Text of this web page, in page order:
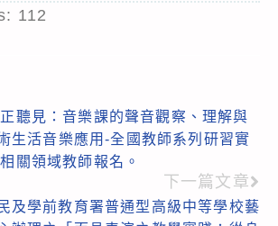
112
聽見：音樂課的聲音觀察、理解與
生活音樂應用-全國教師系列研習實
關領域教師報名。
下一篇文章
及學前教育署普通型高級中等學校藝